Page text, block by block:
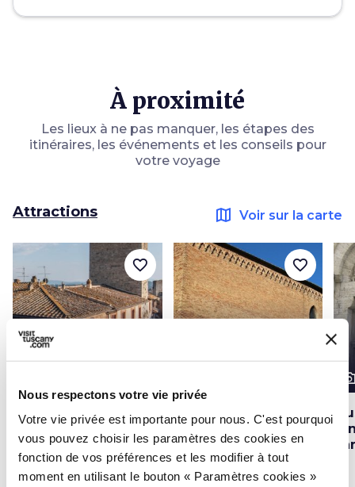
Nous respectons votre vie privée
Votre vie privée est importante pour nous. C'est pourquoi
vous pouvez choisir les paramètres des cookies en
fonction de vos préférences et les modifier à tout
moment en utilisant le bouton « Paramètres cookies »
À proximité
Les lieux à ne pas manquer, les étapes des
itinéraires, les événements et les conseils pour
votre voyage
Attractions map Voir sur la carte
Tour et Maison
Campatelli à San
Gimignano
favorite_border
L'église de Saint
Augustin de San
Gimignano
favorite_border